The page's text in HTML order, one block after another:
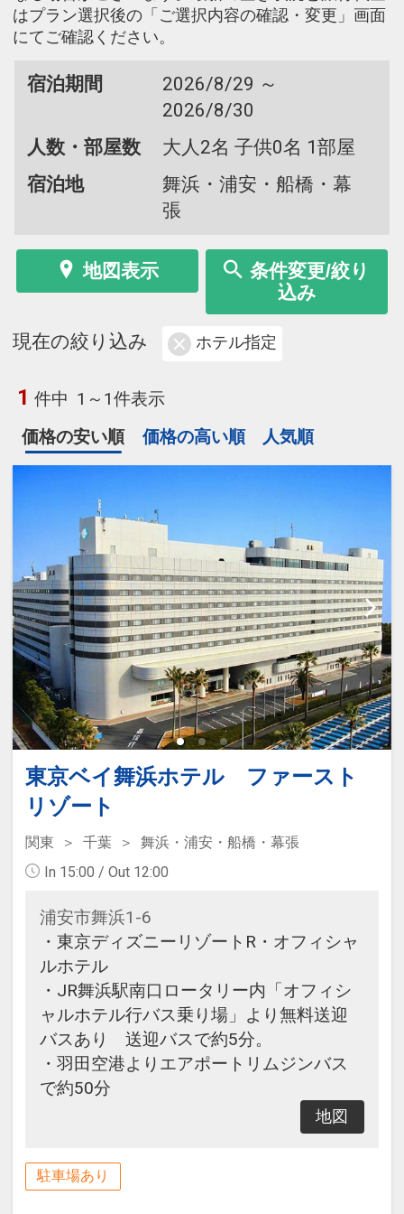
はプラン選択後の「ご選択内容の確認・変更」画面
にてご確認ください。
宿泊期間
2026/8/29 ～
2026/8/30
人数・部屋数
大人2名 子供0名 1部屋
宿泊地
舞浜・浦安・船橋・幕
張
地図表示
条件変更/絞り
込み
現在の絞り込み ホテル指定
1 件中 1～1件表示
価格の安い順
価格の高い順 人気順
東京ベイ舞浜ホテル ファースト
リゾート
関東 千葉
舞浜・浦安・船橋・幕張
In 15:00 / Out 12:00
浦安市舞浜1-6
・東京ディズニーリゾートR・オフィシャ
ルホテル
・JR舞浜駅南口ロータリー内「オフィシ
ャルホテル行バス乗り場」より無料送迎
バスあり 送迎バスで約5分。
・羽田空港よりエアポートリムジンバス
で約50分
地図
駐車場あり